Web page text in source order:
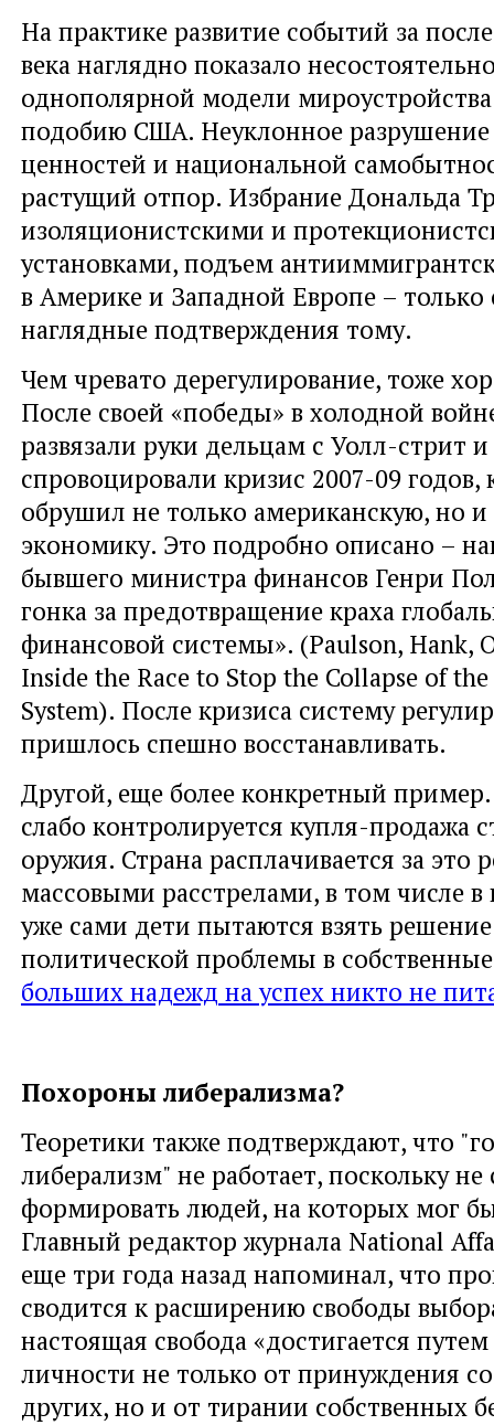
На практике развитие событий за
века наглядно показало
однополярной модели
подобию США. Неуклонное
ценностей и национальной
растущий отпор. Избрание Дональда
изоляционистскими и
установками, подъем
в Америке и Западной Европе –
наглядные подтверждения тому.
Чем чревато дерегулирование, тоже
После своей «победы» в холодной
развязали руки дельцам с Уолл-стрит и
спровоцировали кризис 2007-09 годов,
обрушил не только американскую, но
экономику. Это подробно описано –
бывшего министра финансов Генри
гонка за предотвращение краха
финансовой системы». (Paulson, Hank,
Inside the Race to Stop the Collapse of
System). После кризиса систему
пришлось спешно восстанавливать.
Другой, еще более конкретный
слабо контролируется купля-продажа
оружия. Страна расплачивается за это
массовыми расстрелами, в том числе в
уже сами дети пытаются взять
политической проблемы в
больших надежд на успех никто не
Похороны либерализма?
Теоретики также подтверждают, что
либерализм" не работает, поскольку не
формировать людей, на которых мог
Главный редактор журнала National
еще три года назад напоминал, что
сводится к расширению свободы
настоящая свобода «достигается
личности не только от принуждения
других, но и от тирании собственных